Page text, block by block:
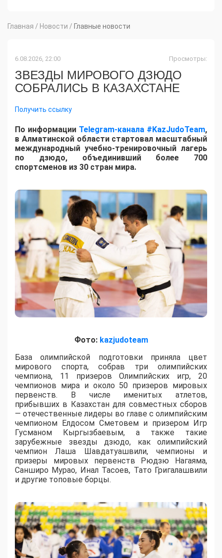
Главная / Новости / Главные новости
6.08.2026, 22:00 Просмотры:
ЗВЕЗДЫ МИРОВОГО ДЗЮДО
СОБРАЛИСЬ В КАЗАХСТАНЕ
Получить ссылку
По информации Telegram-канала #KazJudoTeam,
в Алматинской области стартовал масштабный
международный учебно-тренировочный лагерь
по дзюдо, объединивший более 700
спортсменов из 30 стран мира.
Фото: kazjudoteam
База олимпийской подготовки приняла цвет
мирового спорта, собрав три олимпийских
чемпиона, 11 призеров Олимпийских игр, 20
чемпионов мира и около 50 призеров мировых
первенств. В числе именитых атлетов,
прибывших в Казахстан для совместных сборов
— отечественные лидеры во главе с олимпийским
чемпионом Елдосом Сметовем и призером Игр
Гусманом Кыргызбаевым, а также такие
зарубежные звезды дзюдо, как олимпийский
чемпион Лаша Шавдатуашвили, чемпионы и
призеры мировых первенств Рюдзю Нагаяма,
Санширо Мурао, Инал Тасоев, Тато Григалашвили
и другие топовые борцы.